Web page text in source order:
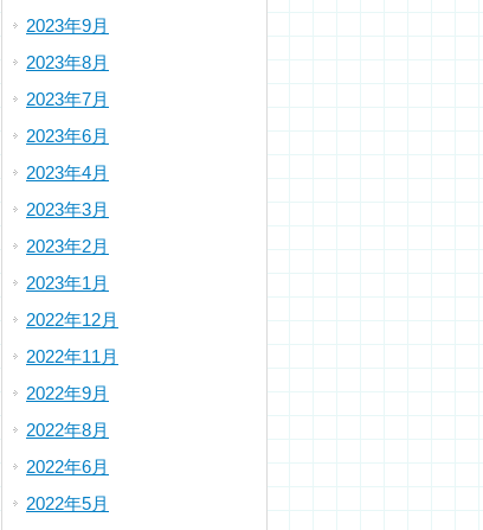
2023年9月
2023年8月
2023年7月
2023年6月
2023年4月
2023年3月
2023年2月
2023年1月
2022年12月
2022年11月
2022年9月
2022年8月
2022年6月
2022年5月